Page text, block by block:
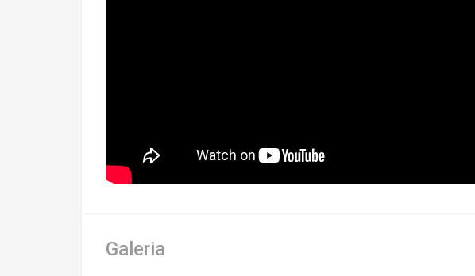
Galeria